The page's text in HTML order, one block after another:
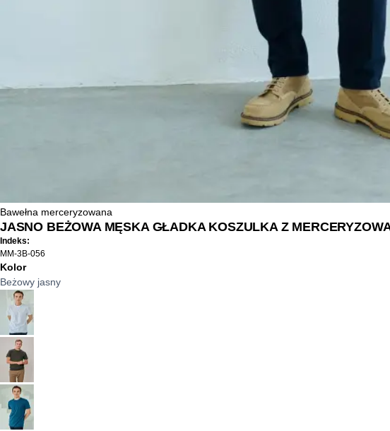
Bawełna merceryzowana
JASNO BEŻOWA MĘSKA GŁADKA KOSZULKA Z
Indeks:
MM-3B-056
Kolor
Beżowy jasny